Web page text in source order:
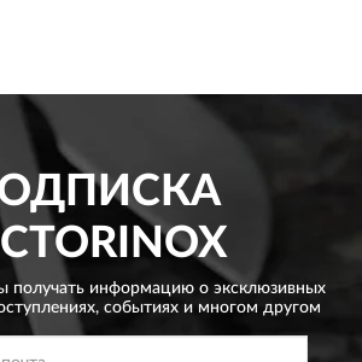
получать информацию о эксклюзивных
событиях и многом другом